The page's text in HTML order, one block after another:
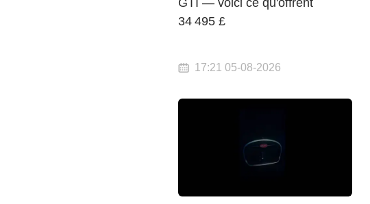
GTI — voici ce qu'offrent
34 495 £
17:21 05-08-2026